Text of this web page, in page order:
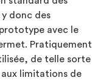
y donc des
avec le
Pratiquement
de telle sorte
aux limitations de